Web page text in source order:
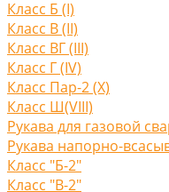
Класс Б (I)
Класс В (II)
Класс ВГ (III)
Класс Г (IV)
Класс Пар-2 (X)
Класс Ш(VIII)
Рукава для газовой
Рукава напорно-
Класс "Б-2"
Класс "В-2"